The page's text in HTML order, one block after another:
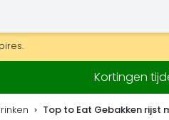
en decoraties.
Kortingen
Top to Eat Gebakken rijst